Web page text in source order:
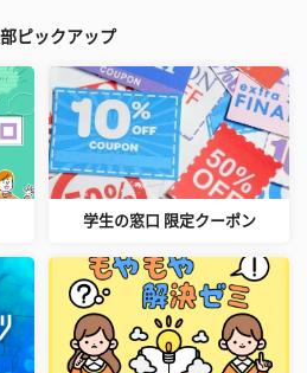
ピックアップ
学生の窓口 限定クーポン